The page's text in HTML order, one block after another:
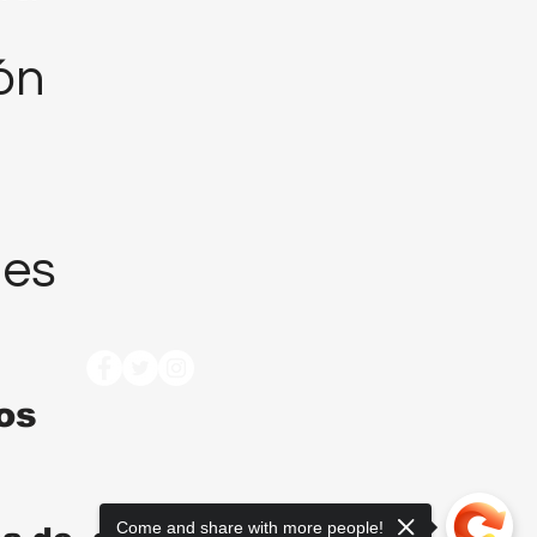
Come and share with more people!